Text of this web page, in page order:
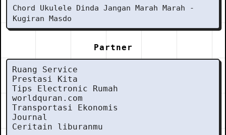
Chord Ukulele Dinda Jangan Marah Marah -
Kugiran Masdo
Partner
Ruang Service
Prestasi Kita
Tips Electronic Rumah
worldquran.com
Transportasi Ekonomis
Journal
Ceritain liburanmu